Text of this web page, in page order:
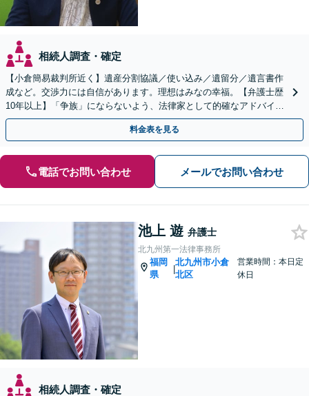
相続人調査・確定
【小倉簡易裁判所近く】遺産分割協議／使い込み／遺留分／遺言書作
成など。交渉力には自信があります。理想はみなの幸福。【弁護士歴
10年以上】「争族」にならないよう、法律家として的確なアドバイス
をいたします【最短即日対応OK】
料金表を見る
電話でお問い合わせ メールでお問い合わせ
池上 遊 弁護士
北九州第一法律事務所
福岡
県
|
北九州市小倉
北区
営業時間：本日定
休日
相続人調査・確定